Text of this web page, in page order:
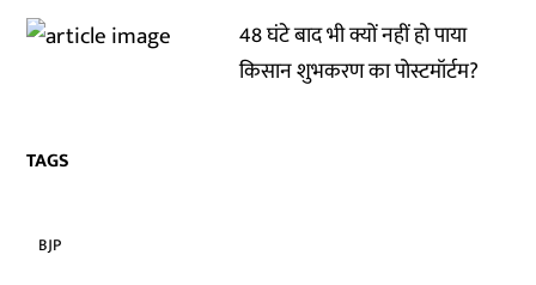
48 घंटे बाद भी क्यों नहीं हो पाया
किसान शुभकरण का पोस्टमॉर्टम?
TAGS
BJP